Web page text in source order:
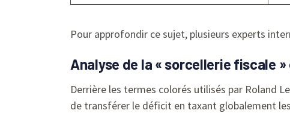
Pour approfondir ce sujet, plusieurs experts
Analyse de la « sorcellerie fiscale
Derrière les termes colorés utilisés par Roland
de transférer le déficit en taxant globalement